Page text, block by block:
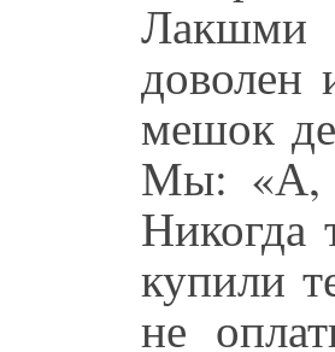
Лакшми
доволен
мешок
Мы: «А,
Никогда
купили
не